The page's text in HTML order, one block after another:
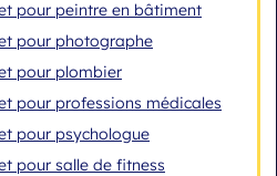
pour peintre en bâtiment
pour photographe
pour plombier
pour professions médicales
pour psychologue
pour salle de fitness